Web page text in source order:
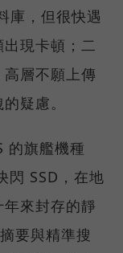
庫，但很快遇
現卡頓；二
層不願上傳
疑慮。
的旗艦機種
閃 SSD，在地
來封存的靜
要與精準搜